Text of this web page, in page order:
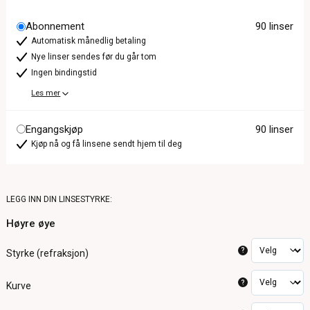
Abonnement 90 linser
Automatisk månedlig betaling
Nye linser sendes før du går tom
Ingen bindingstid
Les mer
Engangskjøp 90 linser
Kjøp nå og få linsene sendt hjem til deg
LEGG INN DIN LINSESTYRKE:
Høyre øye
Styrke (refraksjon) ?
Kurve ?